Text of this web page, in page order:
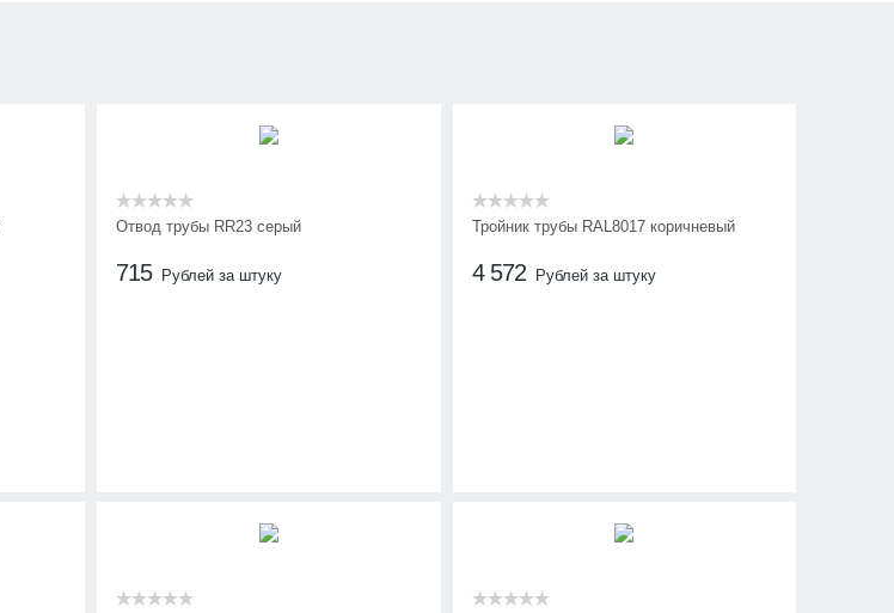
Отвод трубы RR23 серый
715 Рублей за штуку
Тройник трубы RAL8017 коричневый
4 572 Рублей за штуку